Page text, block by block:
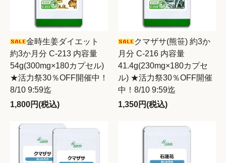
金時生姜ダイエット
約3か月分 C-213 内容量
54g(300mg×180カプセル)
★活力祭30％OFF開催中！
8/10 9:59迄
1,800円(税込)
クマザサ(熊笹) 約3か
月分 C-216 内容量
41.4g(230mg×180カプセ
ル) ★活力祭30％OFF開催
中！8/10 9:59迄
1,350円(税込)